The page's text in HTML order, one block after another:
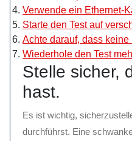
Verwende ein Ethernet-
Starte den Test auf
Achte darauf, dass
Wiederhole den Test
Stelle sicher,
hast.
Es ist wichtig,
durchführst. Eine